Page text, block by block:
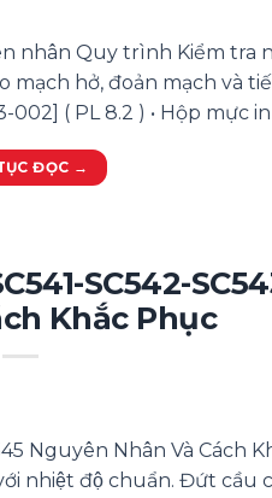
nhân Quy trình Kiểm tra
mạch hở, đoản mạch và
( PL 8.2 ) • Hộp mực
ĐỌC →
SC542-
Khắc Phục
Nguyên Nhân Và Cách
nhiệt độ chuẩn. Đứt cầu